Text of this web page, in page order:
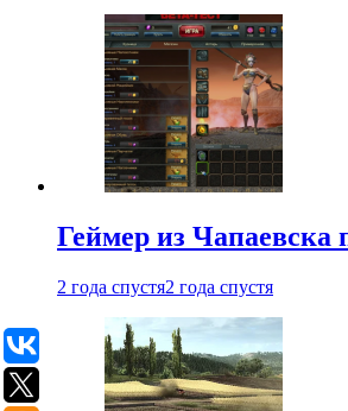
Геймер из Чапаевска
2 года спустя2 года спустя